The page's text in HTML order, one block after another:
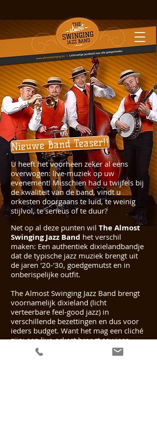
U heeft het voorheen zeker al eens
overwogen: live-muziek op uw
evenement! Misschien had u twijfels bij
de kwaliteit van de band, vindt u
orkesten doorgaans te luid, te weinig
stijlvol, te serieus of te duur?
Net op al deze punten wil The Almost
Swinging Jazz Band het verschil
maken: Een authentiek dixielandbandje
dat de typische jazz muziek brengt uit
de jaren '20-'30, goedgemutst en in
onberispelijke outfit.
The Almost Swinging Jazz Band brengt
voornamelijk dixieland (licht
verteerbare feel-good jazz) in
verschillende bezettingen en dus voor
ieders budget. Want het mag een cliché
zijn: een live-orkest brengt sowieso
meer sfeer!
Nieuwe Band Teaser!!